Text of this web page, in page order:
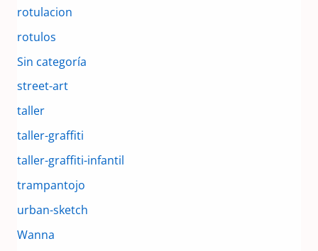
rotulacion
rotulos
Sin categoría
street-art
taller
taller-graffiti
taller-graffiti-infantil
trampantojo
urban-sketch
Wanna